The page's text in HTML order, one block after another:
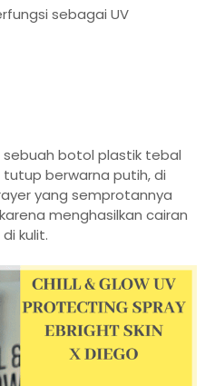
sebagai UV
sebuah botol plastik tebal
berwarna putih, di
yang semprotannya
menghasilkan cairan
kulit.